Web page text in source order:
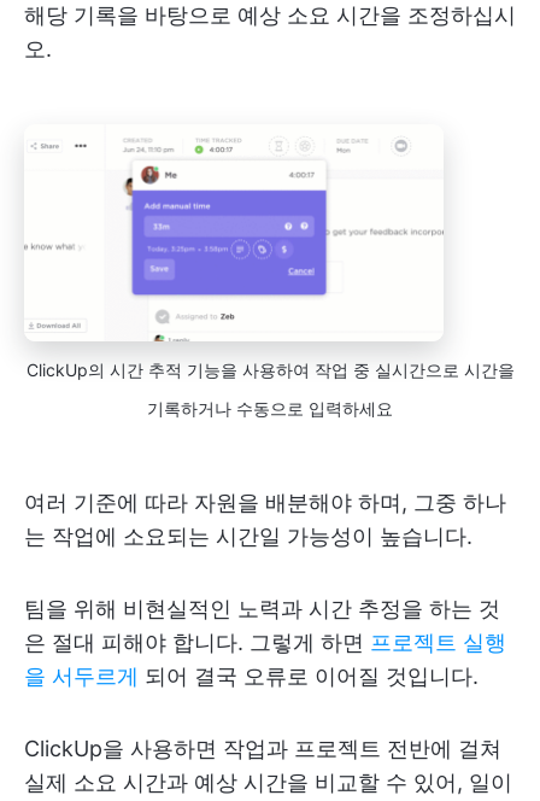
해당 기록을 바탕으로 예상 소요 시간을 조정하십시
오.
ClickUp의 시간 추적 기능을 사용하여 작업 중 실시간으로 시간을
기록하거나 수동으로 입력하세요
여러 기준에 따라 자원을 배분해야 하며, 그중 하나
는 작업에 소요되는 시간일 가능성이 높습니다.
팀을 위해 비현실적인 노력과 시간 추정을 하는 것
은 절대 피해야 합니다. 그렇게 하면 프로젝트 실행
을 서두르게 되어 결국 오류로 이어질 것입니다.
ClickUp을 사용하면 작업과 프로젝트 전반에 걸쳐
실제 소요 시간과 예상 시간을 비교할 수 있어, 일이